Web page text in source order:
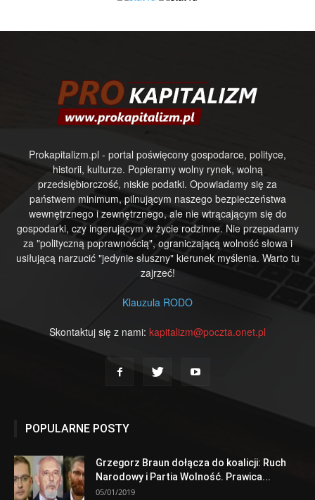
Prokapitalizm.pl - portal poświęcony gospodarce, polityce,
historii, kulturze. Popieramy wolny rynek, wolną
przedsiębiorczość, niskie podatki. Opowiadamy się za
państwem minimum, pilnującym naszego bezpieczeństwa
wewnętrznego i zewnętrznego, ale nie wtrącającym się do
gospodarki, czy ingerującym w życie rodzinne. Nie przepadamy
za "polityczną poprawnością", ograniczającą wolność słowa i
usiłującą narzucić "jedynie słuszny" kierunek myślenia. Warto tu
zajrzeć!
Klauzula RODO
Skontaktuj się z nami: kapitalizm@poczta.onet.pl
POPULARNE POSTY
Grzegorz Braun dołącza do koalicji: Ruch
Narodowy i Partia Wolność. Prawica...
05/01/2019